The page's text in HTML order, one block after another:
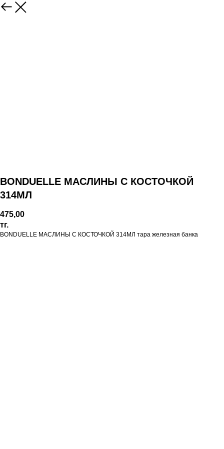
BONDUELLE МАСЛИНЫ С КОСТОЧКОЙ
314МЛ
475,00
тг.
BONDUELLE МАСЛИНЫ С КОСТОЧКОЙ 314МЛ тара железная банка